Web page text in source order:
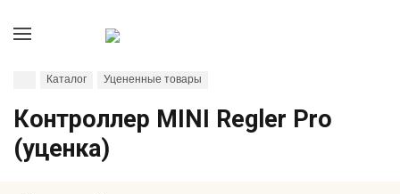
Каталог Уцененные товары
Контроллер MINI Regler Pro
(уценка)